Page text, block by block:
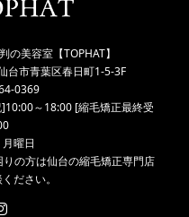
の美容室【TOPHAT】
台市青葉区春日町1-5-3F
0369
～18:00 [縮毛矯正最終受
曜日
の方は仙台の縮毛矯正専門店
ださい。